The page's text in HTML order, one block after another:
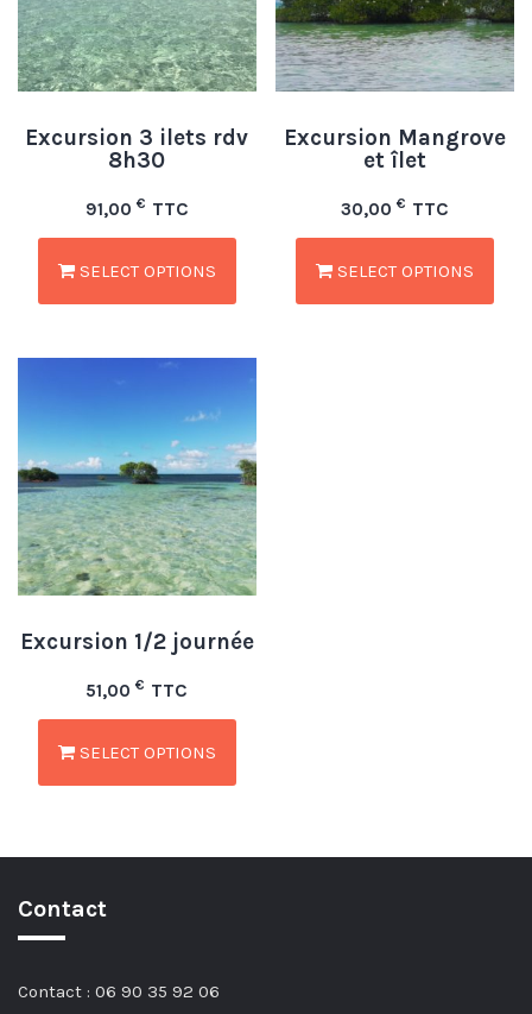
Excursion 3 ilets rdv
8h30
91,00 € TTC
SELECT OPTIONS
Excursion Mangrove
et îlet
30,00€ TTC
SELECT OPTIONS
Excursion 1/2 journée
51,00€ TTC
SELECT OPTIONS
Contact
Contact : 06 90 35 92 06